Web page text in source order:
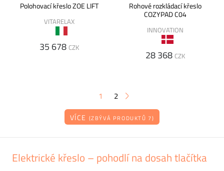
Polohovací křeslo ZOE LIFT
VITARELAX
35 678 CZK
Rohové rozkládací křeslo
COZYPAD C04
INNOVATION
28 368 CZK
1 2
VÍCE (ZBÝVÁ PRODUKTŮ 7)
Elektrické křeslo – pohodlí na dosah tlačítka